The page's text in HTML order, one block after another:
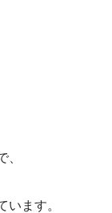
、
います。